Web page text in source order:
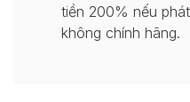
tiền 200% nếu
không chính hãng.